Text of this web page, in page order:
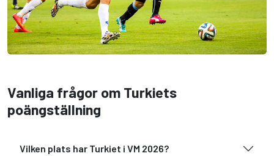
Vanliga frågor om Turkiets
poängställning
Vilken plats har Turkiet i VM 2026?